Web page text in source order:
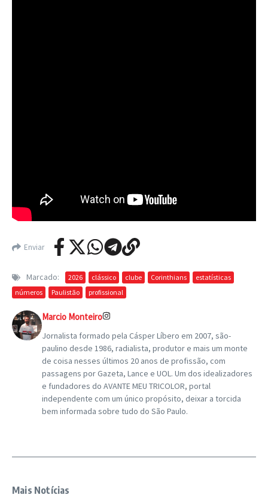
Enviar
Marcado: 2026 clássico clube Corinthians
estatísticas
números
Paulistão profissional
Marcio Monteiro
Jornalista formado pela Cásper Líbero em 2007, são-
paulino desde 1986, radialista, produtor e mais um monte
de coisa nesses últimos 20 anos de profissão, com
passagens por Gazeta, Lance e UOL. Um dos idealizadores
e fundadores do AVANTE MEU TRICOLOR, portal
independente com um único propósito, deixar a torcida
bem informada sobre tudo do São Paulo.
Mais Notícias